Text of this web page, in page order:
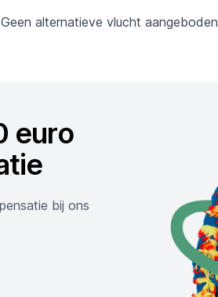
Geen alternatieve vlucht aangeboden
euro
bij ons